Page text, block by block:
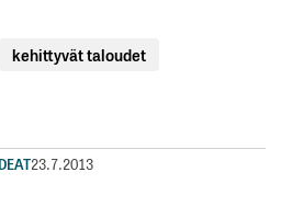
kehittyvät taloudet
23.7.2013